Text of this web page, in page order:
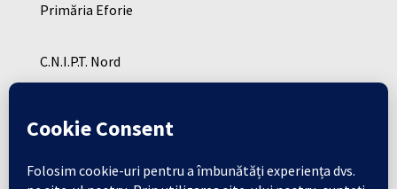
Primăria Eforie
C.N.I.P.T. Nord
Cresa Eforie